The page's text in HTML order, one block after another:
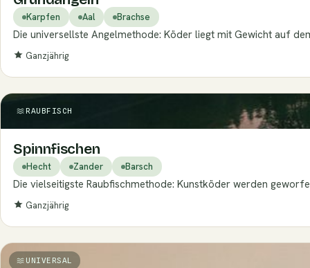
Karpfen Aal Brachse
Die universellste Angelmethode: Köder liegt mit Gewicht auf
Ganzjährig
RAUBFISCH
Spinnfischen
Hecht Zander Barsch
Die vielseitigste Raubfischmethode: Kunstköder werden
Ganzjährig
UNIVERSAL